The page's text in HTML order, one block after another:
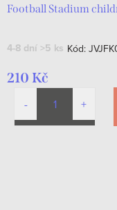
Football Stadium
4-8 dní >5 ks Kód:
210 Kč